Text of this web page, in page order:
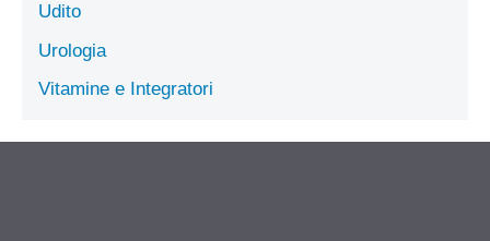
Udito
Urologia
Vitamine e Integratori